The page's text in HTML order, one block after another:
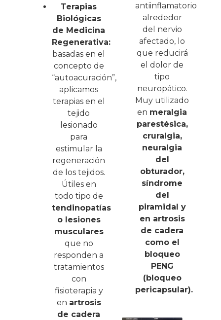
Terapias
Biológicas
de Medicina
Regenerativa:
basadas en el
concepto de
“autoacuración”,
aplicamos
terapias en el
tejido
lesionado
para
estimular la
regeneración
de los tejidos.
Útiles en
todo tipo de
tendinopatías
o lesiones
musculares
que no
responden a
tratamientos
con
fisioterapia y
en artrosis
de cadera
antiinflamatorio
alrededor
del nervio
afectado, lo
que reducirá
el dolor de
tipo
neuropático.
Muy utilizado
en meralgia
parestésica,
cruralgia,
neuralgia
del
obturador,
síndrome
del
piramidal y
en artrosis
de cadera
como el
bloqueo
PENG
(bloqueo
pericapsular).